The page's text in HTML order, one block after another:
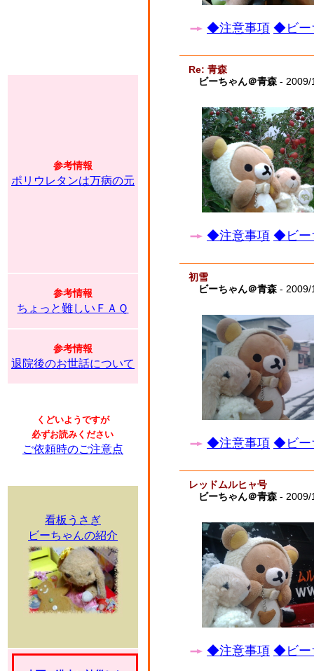
参考情報
ポリウレタンは万病の元
参考情報
ちょっと難しいＦＡＱ
参考情報
退院後のお世話について
くどいようですが
必ずお読みください
ご依頼時のご注意点
看板うさぎ
ビーちゃんの紹介
◆注意事項 ◆ビー
Re: 青森
ビーちゃん＠青森 -
◆注意事項 ◆ビー
初雪
ビーちゃん＠青森 -
◆注意事項 ◆ビー
レッドムルヒャ号
ビーちゃん＠青森 -
◆注意事項 ◆ビー